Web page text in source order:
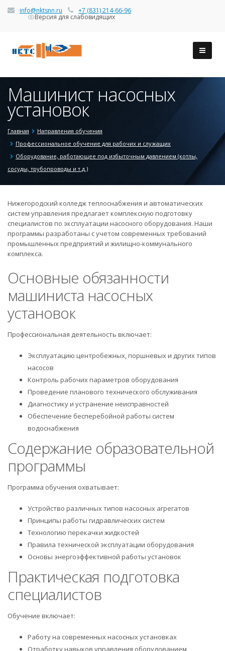
info@nktsnn.ru +7 (831) 214-66-96
Версия для слабовидящих
Машинист насосных
установок
Главная
Направления обучения
Профессиональное обучение для рабочих и служащих
Оборудование, работающее под избыточным давлением (котлы,
сосуды, трубопроводы и т.д.)
Нижегородский колледж теплоснабжения и автоматических
систем управления предлагает комплексную подготовку
специалистов по эксплуатации насосного оборудования. Наши
программы разработаны с учетом современных требований
промышленных предприятий и жилищно-коммунального
комплекса.
Основные обязанности
машиниста насосных
установок
Профессиональная деятельность включает:
Эксплуатацию центробежных, поршневых и других типов
насосов
Контроль рабочих параметров оборудования
Проведение планового технического обслуживания
Диагностику и устранение неисправностей
Обеспечение бесперебойной работы систем
водоснабжения
Содержание образовательной
программы
Программа обучения охватывает:
Устройство различных типов насосных агрегатов
Принципы работы гидравлических систем
Технологию перекачки жидкостей
Правила технической эксплуатации оборудования
Основы энергоэффективной работы установок
Практическая подготовка
специалистов
Обучение включает:
Работу на современных насосных установках
Отработку навыков управления оборудованием